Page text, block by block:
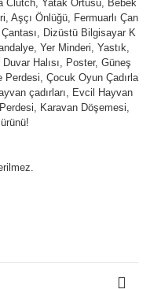
Clutch, Yatak Örtüsü, Bebek
Aşçı Önlüğü, Fermuarlı Çan
Dizüstü Bilgisayar K
Yer Minderi, Yastık,
Halısı, Poster, Güneş
Perdesi, Çocuk Oyun Çadırla
çadırları, Evcil Hayvan
Karavan Döşemesi,